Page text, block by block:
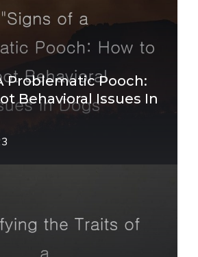
Problematic Pooch:
Behavioral Issues In